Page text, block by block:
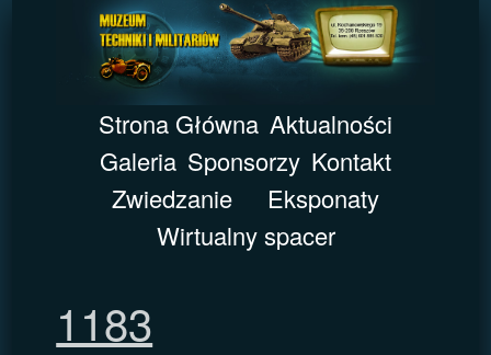
Strona Główna Aktualności
Galeria Sponsorzy Kontakt
Zwiedzanie
Eksponaty
Wirtualny spacer
1183